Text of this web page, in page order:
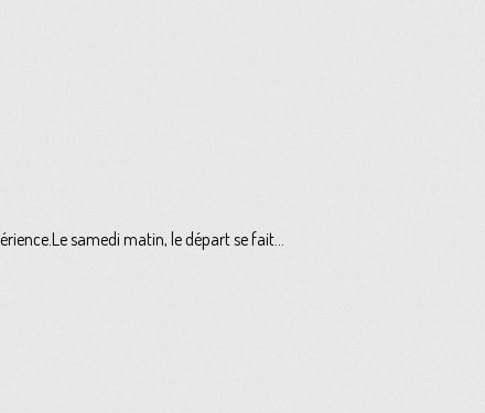
samedi matin, le départ se fait...